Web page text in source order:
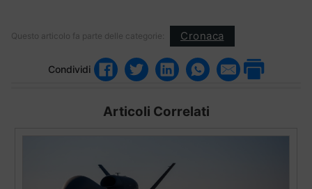
Questo articolo fa parte delle categorie: Cronaca
Condividi
Articoli Correlati